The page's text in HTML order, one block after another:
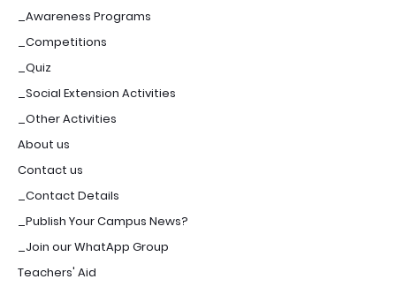
_Awareness Programs
_Competitions
_Quiz
_Social Extension Activities
_Other Activities
About us
Contact us
_Contact Details
_Publish Your Campus News?
_Join our WhatApp Group
Teachers' Aid